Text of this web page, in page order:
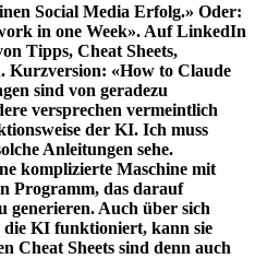
Social Media Erfolg.» Oder:
in one Week». Auf LinkedIn
Tipps, Cheat Sheets,
Kurzversion: «How to Claude
sind von geradezu
versprechen vermeintlich
der KI. Ich muss
Anleitungen sehe.
komplizierte Maschine mit
Programm, das darauf
generieren. Auch über sich
die KI funktioniert, kann sie
Cheat Sheets sind denn auch